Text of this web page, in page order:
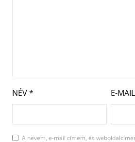
NÉV* E-
A nevem, e-mail címem, és